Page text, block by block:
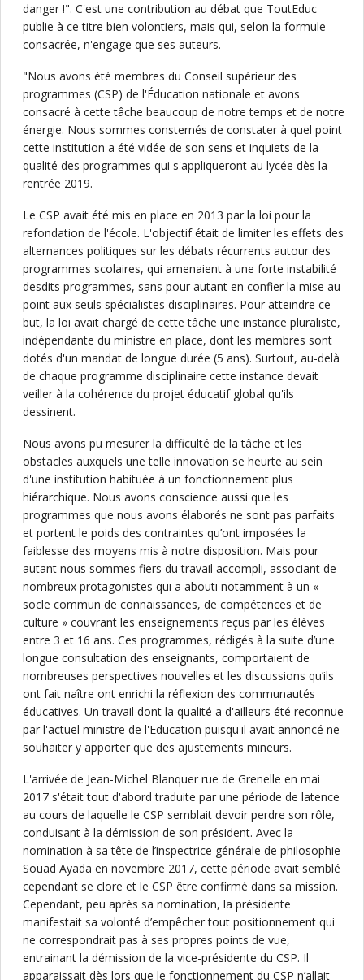
danger !". C'est une contribution au débat que ToutEduc
publie à ce titre bien volontiers, mais qui, selon la formule
consacrée, n'engage que ses auteurs.
"Nous avons été membres du Conseil supérieur des
programmes (CSP) de l'Éducation nationale et avons
consacré à cette tâche beaucoup de notre temps et de notre
énergie. Nous sommes consternés de constater à quel point
cette institution a été vidée de son sens et inquiets de la
qualité des programmes qui s'appliqueront au lycée dès la
rentrée 2019.
Le CSP avait été mis en place en 2013 par la loi pour la
refondation de l'école. L'objectif était de limiter les effets des
alternances politiques sur les débats récurrents autour des
programmes scolaires, qui amenaient à une forte instabilité
desdits programmes, sans pour autant en confier la mise au
point aux seuls spécialistes disciplinaires. Pour atteindre ce
but, la loi avait chargé de cette tâche une instance pluraliste,
indépendante du ministre en place, dont les membres sont
dotés d'un mandat de longue durée (5 ans). Surtout, au-delà
de chaque programme disciplinaire cette instance devait
veiller à la cohérence du projet éducatif global qu'ils
dessinent.
Nous avons pu mesurer la difficulté de la tâche et les
obstacles auxquels une telle innovation se heurte au sein
d'une institution habituée à un fonctionnement plus
hiérarchique. Nous avons conscience aussi que les
programmes que nous avons élaborés ne sont pas parfaits
et portent le poids des contraintes qu’ont imposées la
faiblesse des moyens mis à notre disposition. Mais pour
autant nous sommes fiers du travail accompli, associant de
nombreux protagonistes qui a abouti notamment à un «
socle commun de connaissances, de compétences et de
culture » couvrant les enseignements reçus par les élèves
entre 3 et 16 ans. Ces programmes, rédigés à la suite d’une
longue consultation des enseignants, comportaient de
nombreuses perspectives nouvelles et les discussions qu’ils
ont fait naître ont enrichi la réflexion des communautés
éducatives. Un travail dont la qualité a d'ailleurs été reconnue
par l'actuel ministre de l'Education puisqu'il avait annoncé ne
souhaiter y apporter que des ajustements mineurs.
L'arrivée de Jean-Michel Blanquer rue de Grenelle en mai
2017 s'était tout d'abord traduite par une période de latence
au cours de laquelle le CSP semblait devoir perdre son rôle,
conduisant à la démission de son président. Avec la
nomination à sa tête de l’inspectrice générale de philosophie
Souad Ayada en novembre 2017, cette période avait semblé
cependant se clore et le CSP être confirmé dans sa mission.
Cependant, peu après sa nomination, la présidente
manifestait sa volonté d’empêcher tout positionnement qui
ne correspondrait pas à ses propres points de vue,
entrainant la démission de la vice-présidente du CSP. Il
apparaissait dès lors que le fonctionnement du CSP n’allait